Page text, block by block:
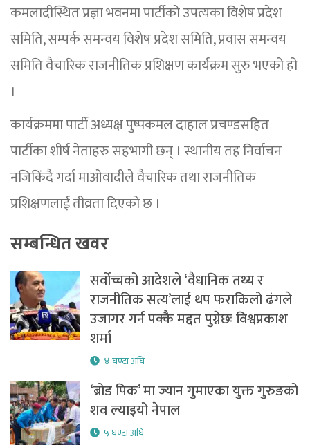
कमलादीस्थित प्रज्ञा भवनमा पार्टीको उपत्यका विशेष प्रदेश
समिति, सम्पर्क समन्वय विशेष प्रदेश समिति, प्रवास समन्वय
समिति वैचारिक राजनीतिक प्रशिक्षण कार्यक्रम सुरु भएको हो
।
कार्यक्रममा पार्टी अध्यक्ष पुष्पकमल दाहाल प्रचण्डसहित
पार्टीका शीर्ष नेताहरु सहभागी छन् । स्थानीय तह निर्वाचन
नजिकिंदै गर्दा माओवादीले वैचारिक तथा राजनीतिक
प्रशिक्षणलाई तीव्रता दिएको छ ।
सम्बन्धित खवर
सर्वोच्चको आदेशले ‘वैधानिक तथ्य र
राजनीतिक सत्य’लाई थप फराकिलो ढंगले
उजागर गर्न पक्कै मद्दत पुग्नेछः विश्वप्रकाश
शर्मा
४ घण्टा अघि
‘ब्रोड पिक’ मा ज्यान गुमाएका युक्त गुरुङको
शव ल्याइयो नेपाल
५ घण्टा अघि